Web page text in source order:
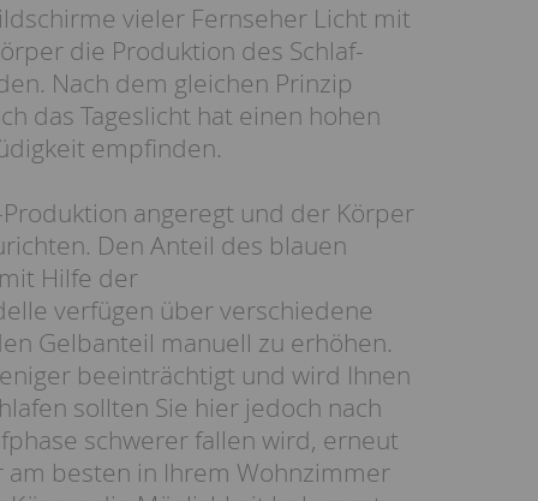
vieler Fernseher Licht mit
die Produktion des Schlaf-
Nach dem gleichen Prinzip
das Tageslicht hat einen hohen
empfinden.
angeregt und der Körper
Den Anteil des blauen
Hilfe der
verfügen über verschiedene
Gelbanteil manuell zu erhöhen.
beeinträchtigt und wird Ihnen
sollten Sie hier jedoch nach
schwerer fallen wird, erneut
am besten in Ihrem Wohnzimmer